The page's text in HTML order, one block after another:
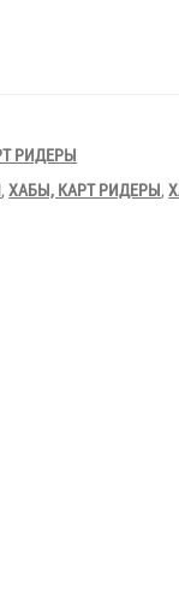
РИДЕРЫ
,ХАБЫ, КАРТ РИДЕРЫ,